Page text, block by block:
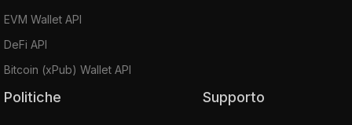
EVM Wallet API
DeFi API
Bitcoin (xPub) Wallet API
Politiche Supporto